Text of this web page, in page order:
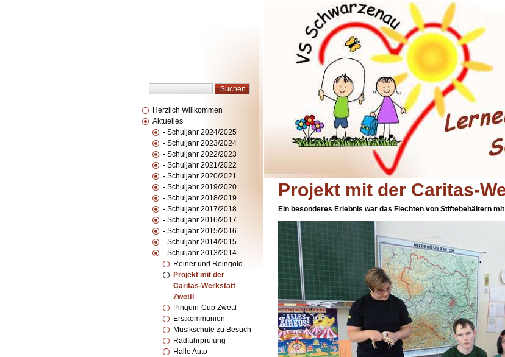
Herzlich Willkommen
Aktuelles
- Schuljahr 2024/2025
- Schuljahr 2023/2024
- Schuljahr 2022/2023
- Schuljahr 2021/2022
- Schuljahr 2020/2021
- Schuljahr 2019/2020
- Schuljahr 2018/2019
- Schuljahr 2017/2018
- Schuljahr 2016/2017
- Schuljahr 2015/2016
- Schuljahr 2014/2015
- Schuljahr 2013/2014
Reiner und Reingold
Projekt mit der
Caritas-Werkstatt
Zwettl
Pinguin-Cup Zwettl
Erstkommunion
Musikschule zu Besuch
Radfahrprüfung
Hallo Auto
Projekt mit der Caritas-
Ein besonderes Erlebnis war das Flechten von Stiftebehältern